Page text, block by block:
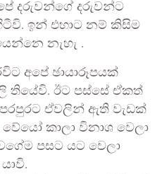
දරුවන්ගේ දරුවන්ට
ඉන් එහාට නම් කිසිම
නැහැ .
අපේ ඡායාරූපයක්
තියේවි. ඊට පස්සේ ඒකත්
ඒවලින් ඇති වැඩක්
කාලා විනාශ වෙලා
පසට යට වෙලා